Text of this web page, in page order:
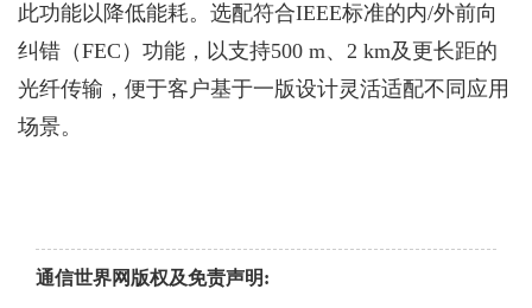
此功能以降低能耗。选配符合IEEE标准的内/外前向
纠错（FEC）功能，以支持500 m、2 km及更长距的
光纤传输，便于客户基于一版设计灵活适配不同应用
场景。
通信世界网版权及免责声明: